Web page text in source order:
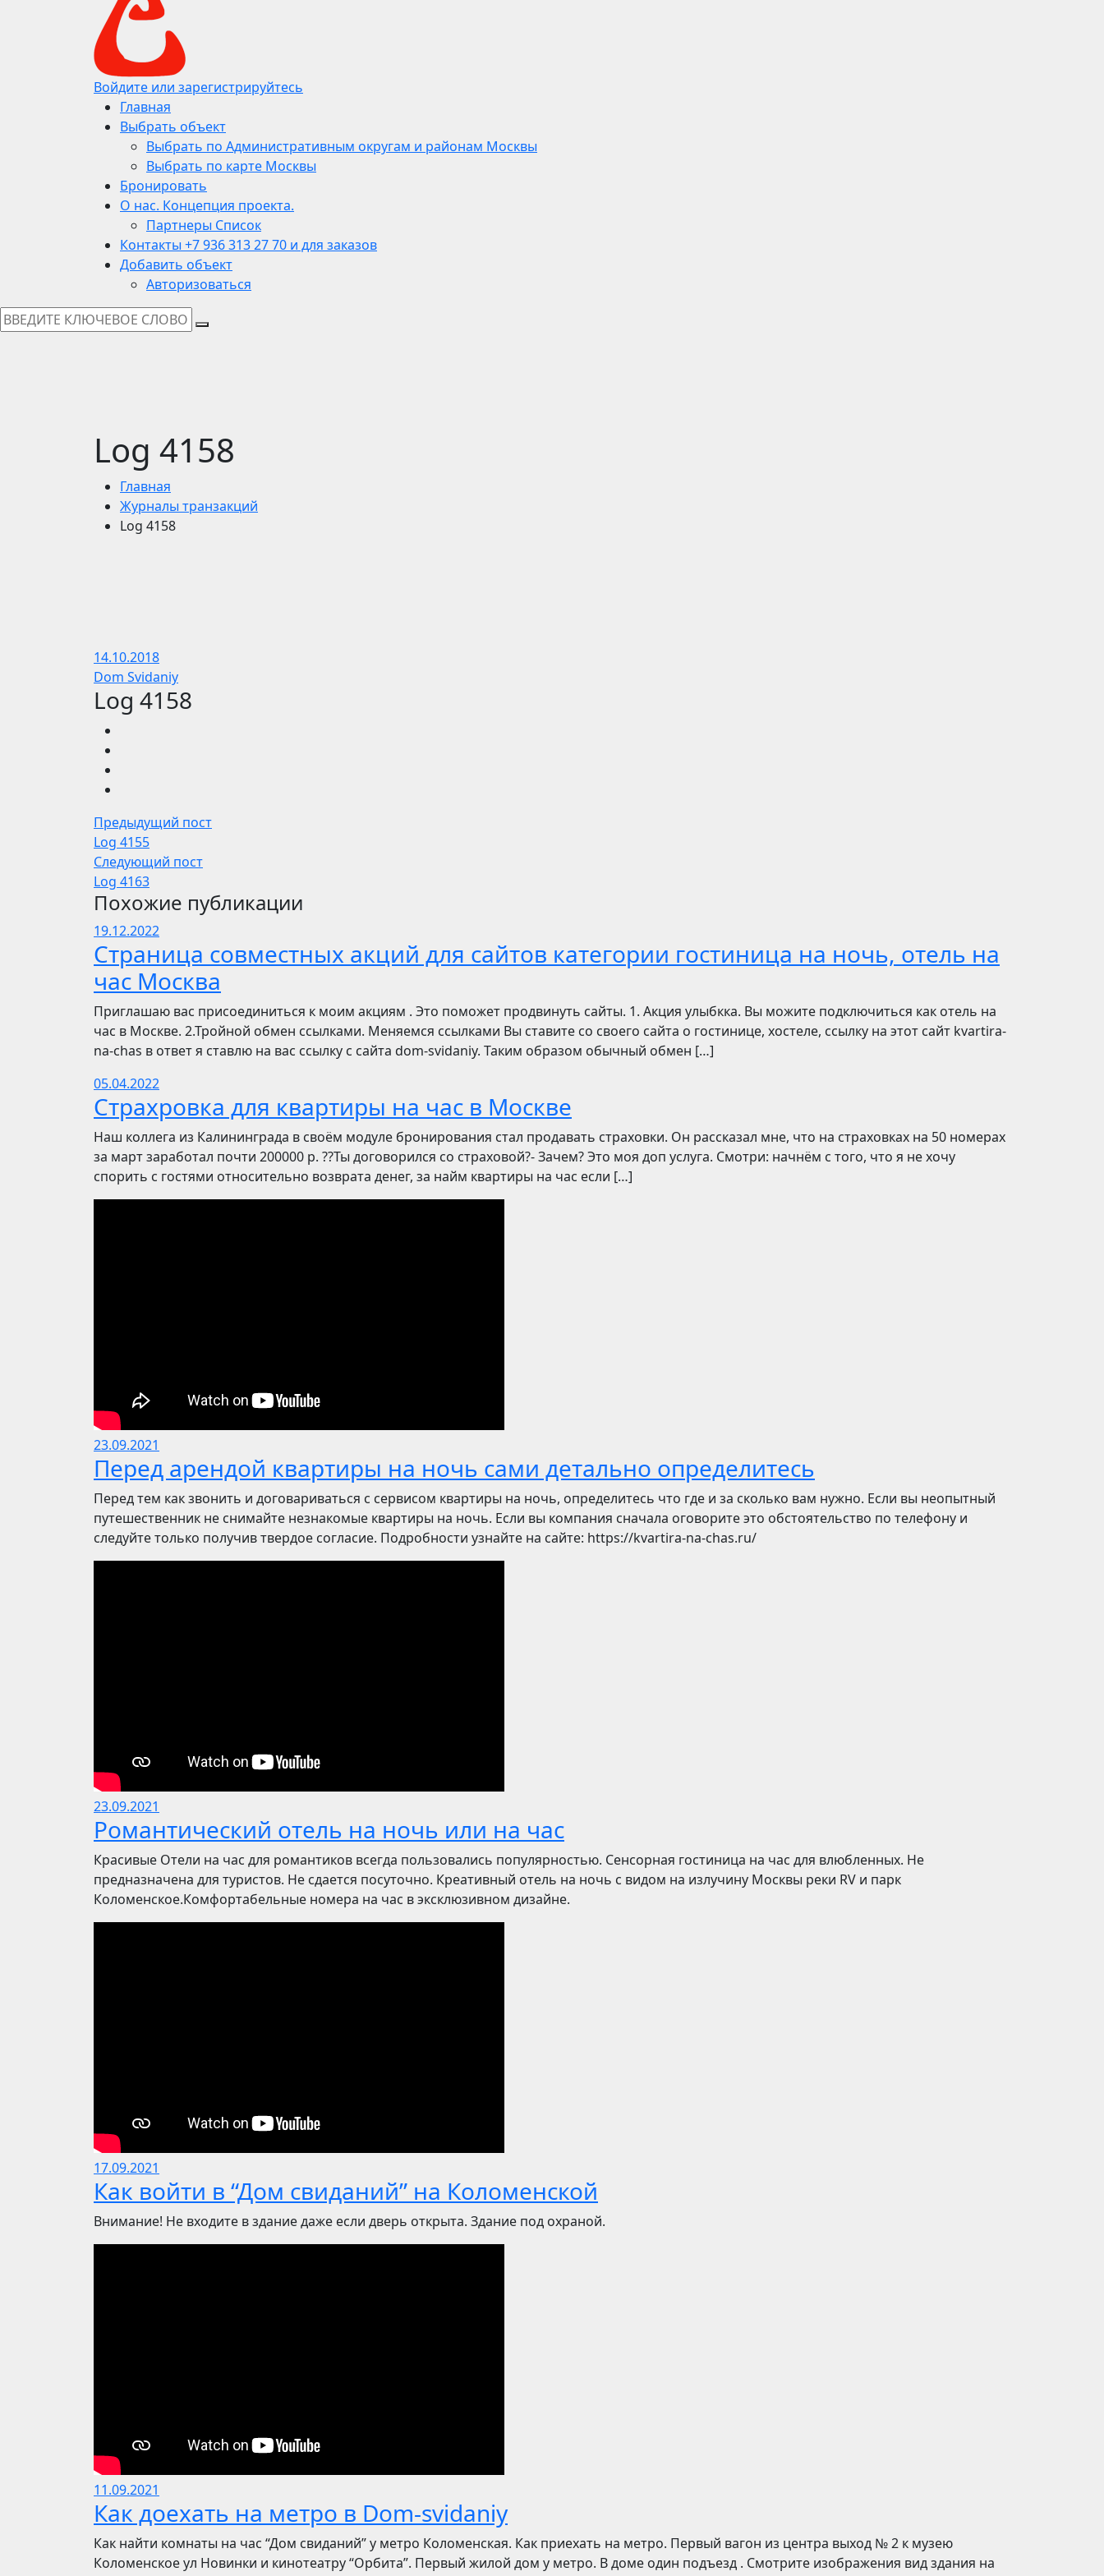
Войдите или зарегистрируйтесь
Главная
Выбрать объект
Выбрать по Административным округам и районам Москвы
Выбрать по карте Москвы
Бронировать
О нас. Концепция проекта.
Партнеры Список
Контакты +7 936 313 27 70 и для заказов
Добавить объект
Авторизоваться
Log 4158
Главная
Журналы транзакций
Log 4158
14.10.2018
Dom Svidaniy
Log 4158
Предыдущий пост
Log 4155
Следующий пост
Log 4163
Похожие публикации
19.12.2022
Страница совместных акций для сайтов категории гостиница на ночь, отель на
час Москва
Приглашаю вас присоединиться к моим акциям . Это поможет продвинуть сайты. 1. Акция улыбкка. Вы можите подключиться как отель на
час в Москве. 2.Тройной обмен ссылками. Меняемся ссылками Вы ставите со своего сайта о гостинице, хостеле, ссылку на этот сайт kvartira-
na-chas в ответ я ставлю на вас ссылку с сайта dom-svidaniy. Таким образом обычный обмен […]
05.04.2022
Страхровка для квартиры на час в Москве
Наш коллега из Калининграда в своём модуле бронирования стал продавать страховки. Он рассказал мне, что на страховках на 50 номерах
за март заработал почти 200000 р. ??Ты договорился со страховой?- Зачем? Это моя доп услуга. Смотри: начнём с того, что я не хочу
спорить с гостями относительно возврата денег, за найм квартиры на час если […]
23.09.2021
Перед арендой квартиры на ночь сами детально определитесь
Перед тем как звонить и договариваться с сервисом квартиры на ночь, определитесь что где и за сколько вам нужно. Если вы неопытный
путешественник не снимайте незнакомые квартиры на ночь. Если вы компания сначала оговорите это обстоятельство по телефону и
следуйте только получив твердое согласие. Подробности узнайте на сайте: https://kvartira-na-chas.ru/
23.09.2021
Романтический отель на ночь или на час
Красивые Отели на час для романтиков всегда пользовались популярностью. Сенсорная гостиница на час для влюбленных. Не
предназначена для туристов. Не сдается посуточно. Креативный отель на ночь с видом на излучину Москвы реки RV и парк
Коломенское.Комфортабельные номера на час в эксклюзивном дизайне.
17.09.2021
Как войти в “Дом свиданий” на Коломенской
Внимание! Не входите в здание даже если дверь открыта. Здание под охраной.
11.09.2021
Как доехать на метро в Dom-svidaniy
Как найти комнаты на час “Дом свиданий” у метро Коломенская. Как приехать на метро. Первый вагон из центра выход № 2 к музею
Коломенское ул Новинки и кинотеатру “Орбита”. Первый жилой дом у метро. В доме один подъезд . Смотрите изображения вид здания на